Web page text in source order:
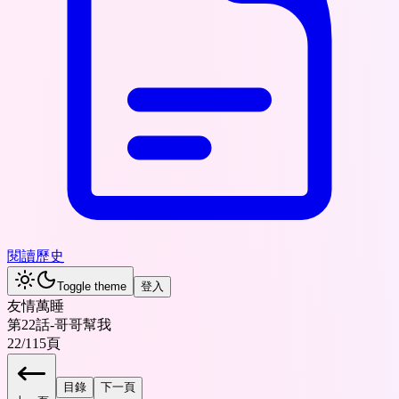
閱讀歷史
Toggle theme 登入
友情萬睡
第22話-哥哥幫我
22/115頁
目錄 下一頁